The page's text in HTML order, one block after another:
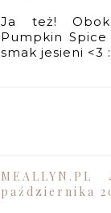
Ja też!
Pumpkin
smak jesieni <3
MEALLYN.PL
października